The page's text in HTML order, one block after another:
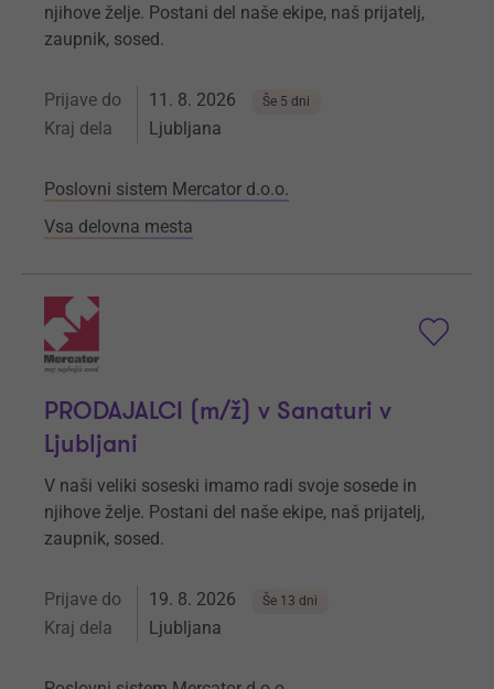
njihove želje. Postani del naše ekipe, naš prijatelj,
zaupnik, sosed.
Prijave do 11. 8. 2026 Še 5 dni
Kraj dela Ljubljana
Poslovni sistem Mercator d.o.o.
Vsa delovna mesta
PRODAJALCI (m/ž) v Sanaturi v
Ljubljani
V naši veliki soseski imamo radi svoje sosede in
njihove želje. Postani del naše ekipe, naš prijatelj,
zaupnik, sosed.
Prijave do 19. 8. 2026 Še 13 dni
Kraj dela Ljubljana